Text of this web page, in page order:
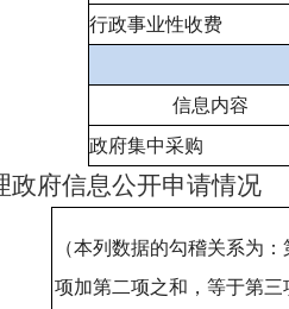
行政事业性收费
信息内容
政府集中采购
政府信息公开申请情况
（本列数据的勾稽关系为：
项加第二项之和，等于第三